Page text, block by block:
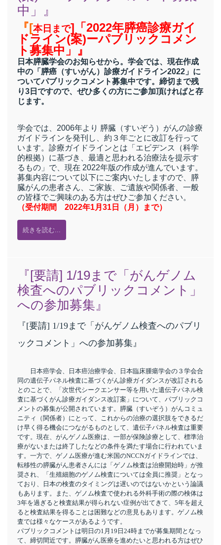
中」』
『[本日まで]「2022年膵癌診療ガイ
ドライン(案)ーパブリックコメン
ト募集中」』
日本膵臓学会のお知らせから。学会では、現在作成
中の「膵癌（すいがん）診療ガイドライン2022」に
ついてパブリックコメント募集中です。 締切まで残
り3日ですので、 ぜひ多くの方にご参加頂ければと存
じます。
学会では、2006年より 膵臓（すいぞう）がんの診療
ガイドラインを発刊し、約３年ごとに改訂を行って
います。診療ガイドラインとは「エビデンス（科学
的根拠）に基づき、最適と思われる治療法を提示す
るもの」で、現在 2022年版の作成が進んでいます。
募集内容について以下にご案内いたしますので、膵
臓がんの患者さん、ご家族、ご遺族や関係者、一般
の皆様でご興味のある方はぜひご参加ください。
（受付期間 2022年1月31日（月）まで）
続きを読む...
『[要請] 1/19まで「がんゲノム
検査へのパブリックコメント」
への参加募集』
『[要請] 1/19まで「がんゲノム検査へのパブリ
ックコメント」への参加募集』
日本癌学会、日本癌治療学会、日本臨床腫瘍学会の３学会合
同の遺伝子パネル検査に基づくがん診療ガイダンスが改訂される
とのことで、「次世代シークエンサー等を用いた遺伝子パネル検
査に基づくがん診療ガイダンス改訂案」について、パブリックコ
メントの募集が公開されています。膵臓（すいぞう）がんコミュ
ニティ（関係者）にとって、これからの治療の選択肢をできるだ
け早く得る機会につながるものとして、遺伝子パネル検査は重要
です。現在、がんゲノム医療は、一部が保険診療として、標準治
療がないまたは終了したなどの条件を満たす場合に行われていま
す。一方で、ゲノム医療が進む米国のNCCNガイドラインでは、
転移性の膵臓がん患者さんには「ゲノム検査は治療開始時」が推
奨され、「生殖細胞のゲノム検査については全員に推奨」となっ
ており、日本の検査のタイミングは遅いのではないかという論議
もあります。また、ゲノム検査で使われる外科手術の際の検体は
3年を過ぎると検査結果が得られない症例が出てきて、5年を超え
ると検査結果を得ることは困難などの意見もあります。ゲノム検
査では様々なケースがあるようです。
パブリックコメントは明日の1月19日24時までが募集期間となっ
て、締切間近です。膵臓がん医療を進めたいと思われる方はぜひ